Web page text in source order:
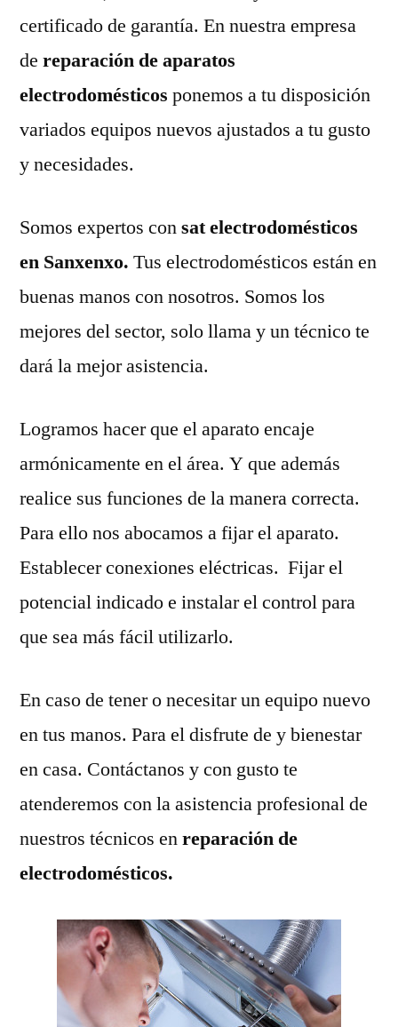
certificado de garantía. En nuestra empresa
de reparación de aparatos
electrodomésticos ponemos a tu disposición
variados equipos nuevos ajustados a tu gusto
y necesidades.
Somos expertos consat electrodomésticos
en Sanxenxo. Tus electrodomésticos están en
buenas manos con nosotros. Somos los
mejores del sector, solo llama y un técnico te
dará la mejor asistencia.
Logramos hacer que el aparato encaje
armónicamente en el área. Y que además
realice sus funciones de la manera correcta.
Para ello nos abocamos a fijar el aparato.
Establecer conexiones eléctricas. Fijar el
potencial indicado e instalar el control para
que sea más fácil utilizarlo.
En caso de tener o necesitar un equipo nuevo
en tus manos. Para el disfrute de y bienestar
en casa. Contáctanos y con gusto te
atenderemos con la asistencia profesional de
nuestros técnicos enreparación de
electrodomésticos.